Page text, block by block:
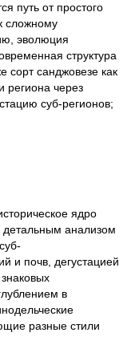
путь от простого
сложному
эволюция
структура
сорт санджовезе как
региона через
суб-регионов;
ядро
анализом
и почв, дегустацией
в
разные стили